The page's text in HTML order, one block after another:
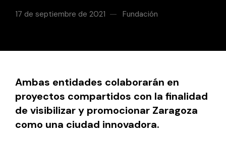
17 de septiembre de 2021 Fundación
Ambas entidades colaborarán en
proyectos compartidos con la finalidad
de visibilizar y promocionar Zaragoza
como una ciudad innovadora.